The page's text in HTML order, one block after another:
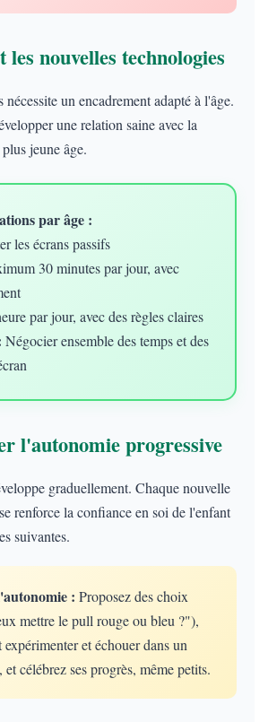
nouvelles technologies
nécessite un encadrement adapté à l'âge.
une relation saine avec la
jeune âge.
par âge :
les écrans passifs
30 minutes par jour, avec
par jour, avec des règles claires
Négocier ensemble des temps et des
l'autonomie progressive
graduellement. Chaque nouvelle
renforce la confiance en soi de l'enfant
suivantes.
: Proposez des choix
mettre le pull rouge ou bleu ?"),
et échouer dans un
et célébrez ses progrès, même petits.